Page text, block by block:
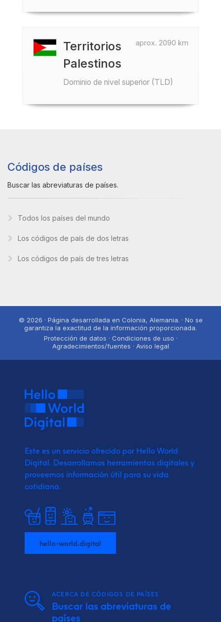
aprox. 2090 km
Territorios
Palestinos
Dominio de nivel superior (TLD)
Códigos de países
Buscar las abreviaturas de países.
Todos los países del mundo
Los códigos de país de dos letras
Los códigos de país de tres letras
© 2026 · Página desarrollada en Colonia, Alemania. · No se
garantiza la exactitud de la información proporcionada.
Protección de datos · Condiciones de uso ·
Agradecimientos/fuentes · Aviso legal
Este es un servicio ofrecido por Hello World
Digital. Desarrollamos herramientas digitales y
proveemos información útil para su vida
cotidiana.
hello-world.digital
ACERCA DE CÓDIGOS DE PAÍSES
Buscar las abreviaturas de
países